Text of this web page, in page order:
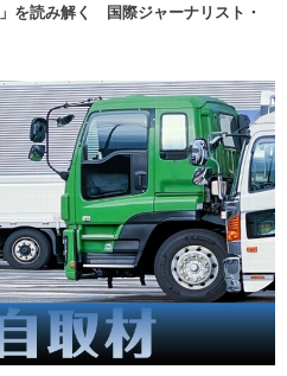
を読み解く 国際ジャーナリスト・